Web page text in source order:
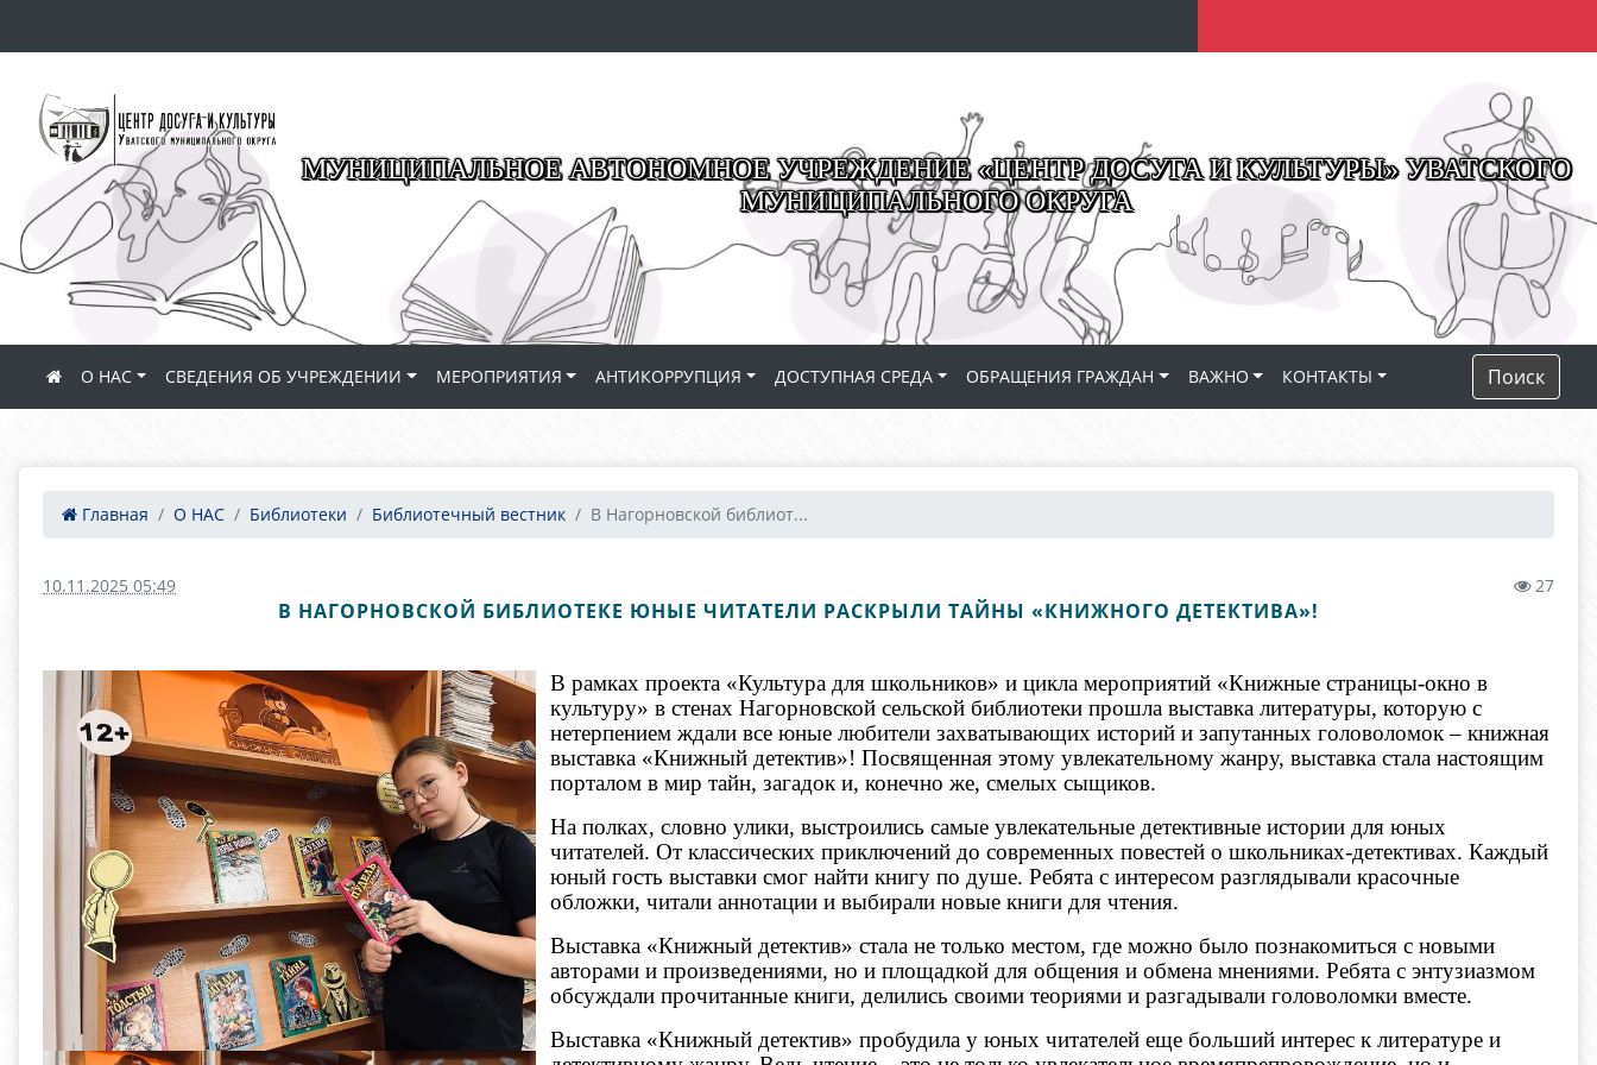
МУНИЦИПАЛЬНОЕ АВТОНОМНОЕ УЧРЕЖДЕНИЕ «ЦЕНТР ДОСУГА И КУЛЬТУРЫ» УВАТСКОГО
МУНИЦИПАЛЬНОГО ОКРУГА
О НАС СВЕДЕНИЯ ОБ УЧРЕЖДЕНИИ МЕРОПРИЯТИЯ АНТИКОРРУПЦИЯ ДОСТУПНАЯ СРЕДА ОБРАЩЕНИЯ ГРАЖДАН ВАЖНО КОНТАКТЫ Поиск
Главная О НАС Библиотеки Библиотечный вестник В Нагорновской библиот...
10.11.2025 05:49 27
В НАГОРНОВСКОЙ БИБЛИОТЕКЕ ЮНЫЕ ЧИТАТЕЛИ РАСКРЫЛИ ТАЙНЫ «КНИЖНОГО ДЕТЕКТИВА»!
В рамках проекта «Культура для школьников» и цикла мероприятий «Книжные страницы-окно в
культуру» в стенах Нагорновской сельской библиотеки прошла выставка литературы, которую с
нетерпением ждали все юные любители захватывающих историй и запутанных головоломок – книжная
выставка «Книжный детектив»! Посвященная этому увлекательному жанру, выставка стала настоящим
порталом в мир тайн, загадок и, конечно же, смелых сыщиков.
На полках, словно улики, выстроились самые увлекательные детективные истории для юных
читателей. От классических приключений до современных повестей о школьниках-детективах. Каждый
юный гость выставки смог найти книгу по душе. Ребята с интересом разглядывали красочные
обложки, читали аннотации и выбирали новые книги для чтения.
Выставка «Книжный детектив» стала не только местом, где можно было познакомиться с новыми
авторами и произведениями, но и площадкой для общения и обмена мнениями. Ребята с энтузиазмом
обсуждали прочитанные книги, делились своими теориями и разгадывали головоломки вместе.
Выставка «Книжный детектив» пробудила у юных читателей еще больший интерес к литературе и